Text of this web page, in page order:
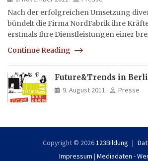
Nach der erfolgreichen Umsetzung
bündelt die Firma NordFabrik ihre
erstmals Ihre Dienstleistungen einer
Continue Reading
Future&Trends in
9. August 2011 Presse
Copyright © 2026123Bildung
Impressum | Mediadaten -